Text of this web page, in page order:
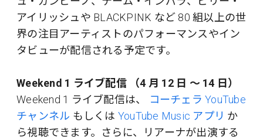
アイリッシュや BLACKPINK など 80 組以上の世
界の注目アーティストのパフォーマンスやイン
タビューが配信される予定です。
Weekend 1 ライブ配信 （4 月 12 日 ～ 14 日）
Weekend 1 ライブ配信は、
コーチェラ YouTube
チャンネル もしくは YouTube Music アプリ か
ら視聴できます。さらに、リアーナが出演する